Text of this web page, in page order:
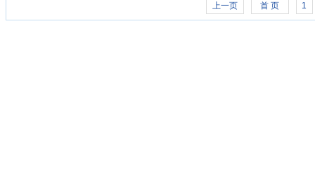
上一页 首 页 1